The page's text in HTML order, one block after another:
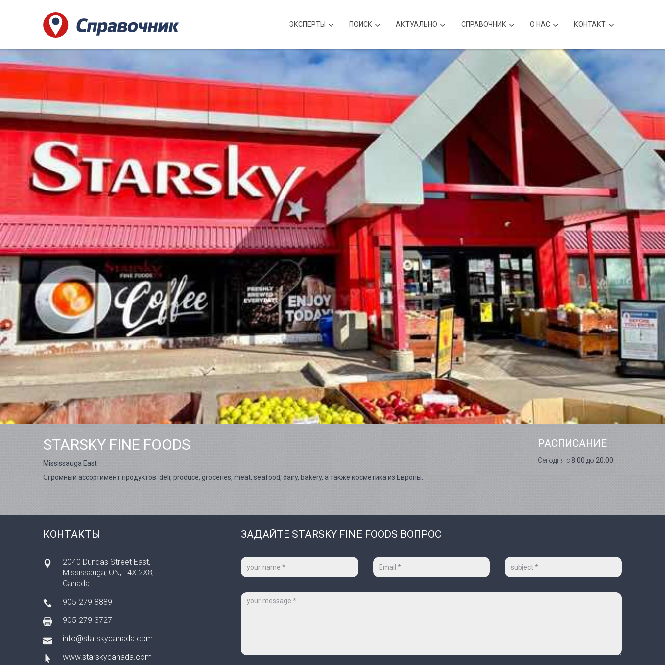
ЭКСПЕРТЫ ПОИСК АКТУАЛЬНО CПРАВОЧНИК О НАС КОНТАКТ
STARSKY FINE FOODS
Mississauga East
Огромный ассортимент продуктов: deli, produce, groceries, meat, seafood, dairy, bakery, а также косметика из Европы.
РАСПИСАНИЕ
Сегодня с 8:00 до 20:00
КОНТАКТЫ
2040 Dundas Street East,
Mississauga, ON, L4X 2X8,
Canada
905-279-8889
905-279-3727
info@starskycanada.com
www.starskycanada.com
ЗАДАЙТЕ STARSKY FINE FOODS ВОПРОС
Ваше
имя
Ваш
mail
Тема
Сообщение